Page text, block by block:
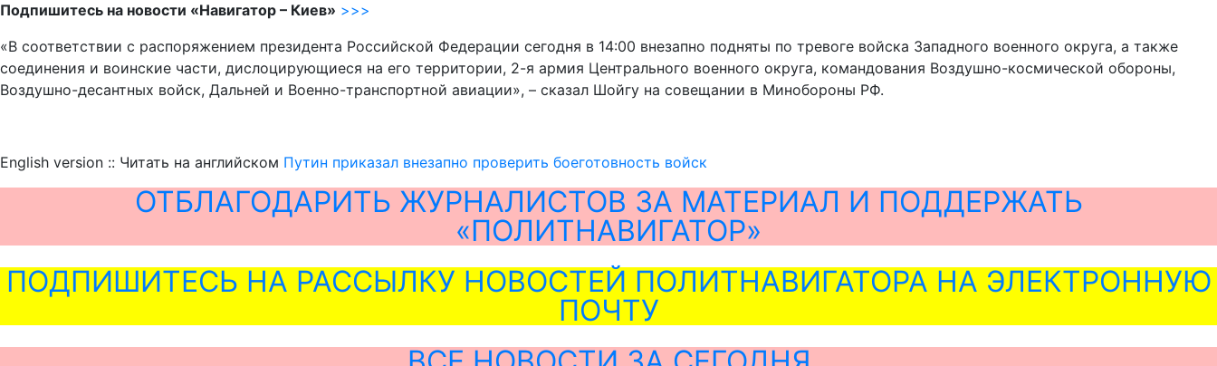
Подпишитесь на новости «Навигатор – Киев» >>>
«В соответствии с распоряжением президента Российской Федерации сегодня в 14:00 внезапно подняты по тревоге войска Западного военного округа, а также
соединения и воинские части, дислоцирующиеся на его территории, 2-я армия Центрального военного округа, командования Воздушно-космической обороны,
Воздушно-десантных войск, Дальней и Военно-транспортной авиации», – сказал Шойгу на совещании в Минобороны РФ.
English version :: Читать на английском Путин приказал внезапно проверить боеготовность войск
ОТБЛАГОДАРИТЬ ЖУРНАЛИСТОВ ЗА МАТЕРИАЛ И ПОДДЕРЖАТЬ
«ПОЛИТНАВИГАТОР»
ПОДПИШИТЕСЬ НА РАССЫЛКУ НОВОСТЕЙ ПОЛИТНАВИГАТОРА НА ЭЛЕКТРОННУЮ
ПОЧТУ